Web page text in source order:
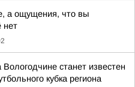
а ощущения, что вы
нет
станет известен
кубка региона